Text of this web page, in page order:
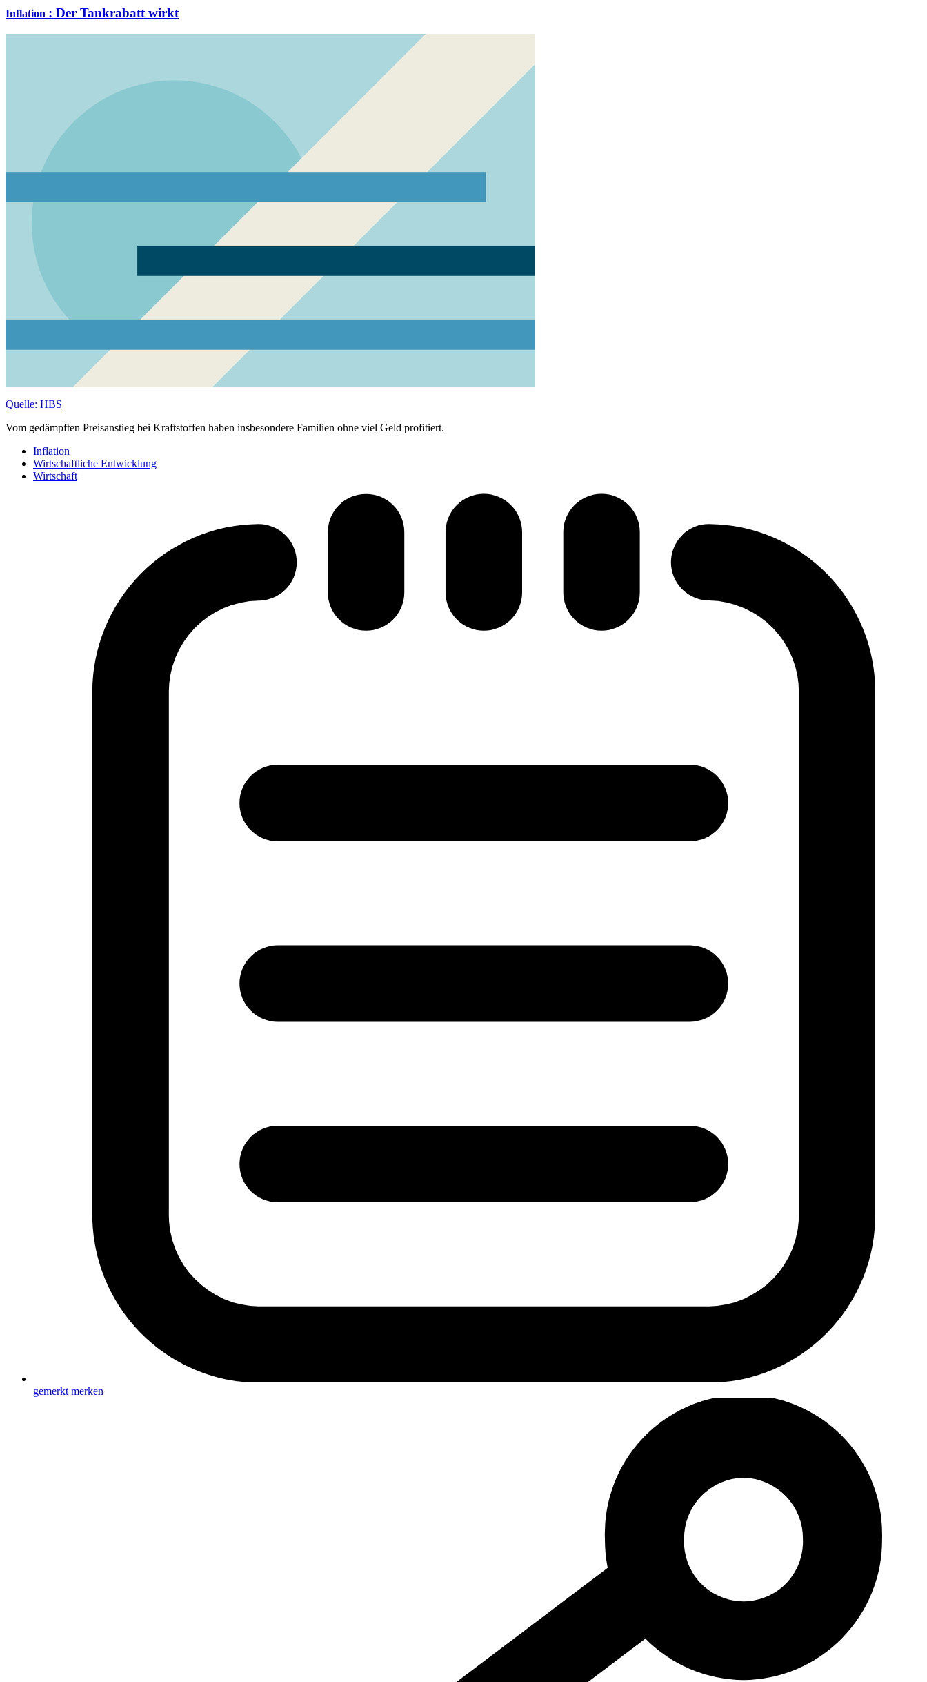
Inflation : Der Tankrabatt wirkt
Quelle: HBS
Vom gedämpften Preisanstieg bei Kraftstoffen haben insbesondere Familien ohne viel Geld profitiert.
Inflation
Wirtschaftliche Entwicklung
Wirtschaft
gemerkt merken